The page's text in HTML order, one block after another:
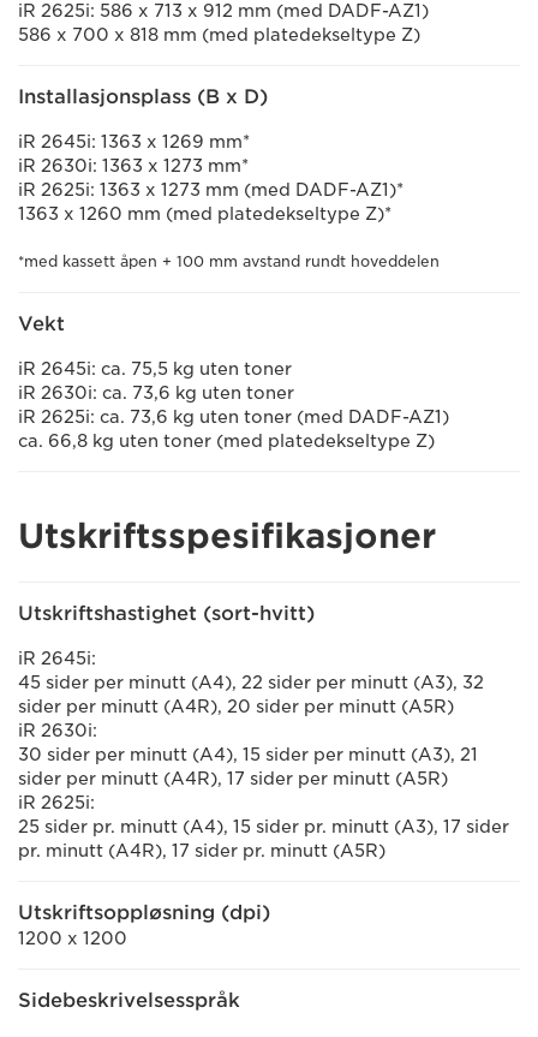
iR 2625i: 586 x 713 x 912 mm (med DADF-AZ1)
586 x 700 x 818 mm (med platedekseltype Z)
Installasjonsplass (B x D)
iR 2645i: 1363 x 1269 mm*
iR 2630i: 1363 x 1273 mm*
iR 2625i: 1363 x 1273 mm (med DADF-AZ1)*
1363 x 1260 mm (med platedekseltype Z)*
*med kassett åpen + 100 mm avstand rundt hoveddelen
Vekt
iR 2645i: ca. 75,5 kg uten toner
iR 2630i: ca. 73,6 kg uten toner
iR 2625i: ca. 73,6 kg uten toner (med DADF-AZ1)
ca. 66,8 kg uten toner (med platedekseltype Z)
Utskriftsspesifikasjoner
Utskriftshastighet (sort-hvitt)
iR 2645i:
45 sider per minutt (A4), 22 sider per minutt (A3), 32
sider per minutt (A4R), 20 sider per minutt (A5R)
iR 2630i:
30 sider per minutt (A4), 15 sider per minutt (A3), 21
sider per minutt (A4R), 17 sider per minutt (A5R)
iR 2625i:
25 sider pr. minutt (A4), 15 sider pr. minutt (A3), 17 sider
pr. minutt (A4R), 17 sider pr. minutt (A5R)
Utskriftsoppløsning (dpi)
1200 x 1200
Sidebeskrivelsesspråk